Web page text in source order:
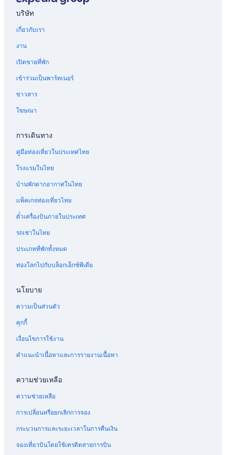
บริษัท
เกี่ยวกับเรา
งาน
เปิดขายที่พัก
เข้าร่วมเป็นพาร์ทเนอร์
ข่าวสาร
โฆษณา
การเดินทาง
คู่มือท่องเที่ยวในประเทศไทย
โรงแรมในไทย
บ้านพักตากอากาศในไทย
แพ็คเกจท่องเที่ยวไทย
ตั๋วเครื่องบินภายในประเทศ
รถเช่าในไทย
ประเภทที่พักทั้งหมด
ท่องโลกไปกับบล็อกเอ็กซ์พีเดีย
นโยบาย
ความเป็นส่วนตัว
คุกกี้
เงื่อนไขการใช้งาน
คำแนะนำเนื้อหาและการรายงานเนื้อหา
ความช่วยเหลือ
ความช่วยเหลือ
การเปลี่ยนหรือยกเลิกการจอง
กระบวนการและระยะเวลาในการคืนเงิน
จองเที่ยวบินโดยใช้เครดิตสายการบิน